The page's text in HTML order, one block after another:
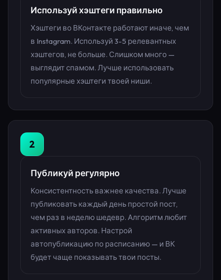
Используй хэштеги правильно
Хэштеги во ВКонтакте работают иначе, чем
в Instagram. Используй 3-5 релевантных
хэштегов, не больше. Слишком много —
выглядит спамом. Лучше использовать
популярные хэштеги твоей ниши.
2
Публикуй регулярно
Консистентность важнее качества. Лучше
публиковать каждый день простой пост,
чем раз в неделю шедевр. Алгоритм любит
активных авторов. Настрой
автопубликацию по расписанию — и ВК
будет чаще показывать твои посты.